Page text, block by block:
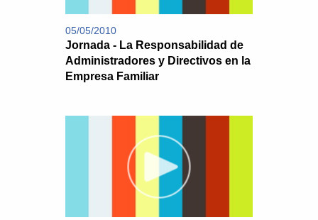
05/05/2010
Jornada - La Responsabilidad de
Administradores y Directivos en la
Empresa Familiar